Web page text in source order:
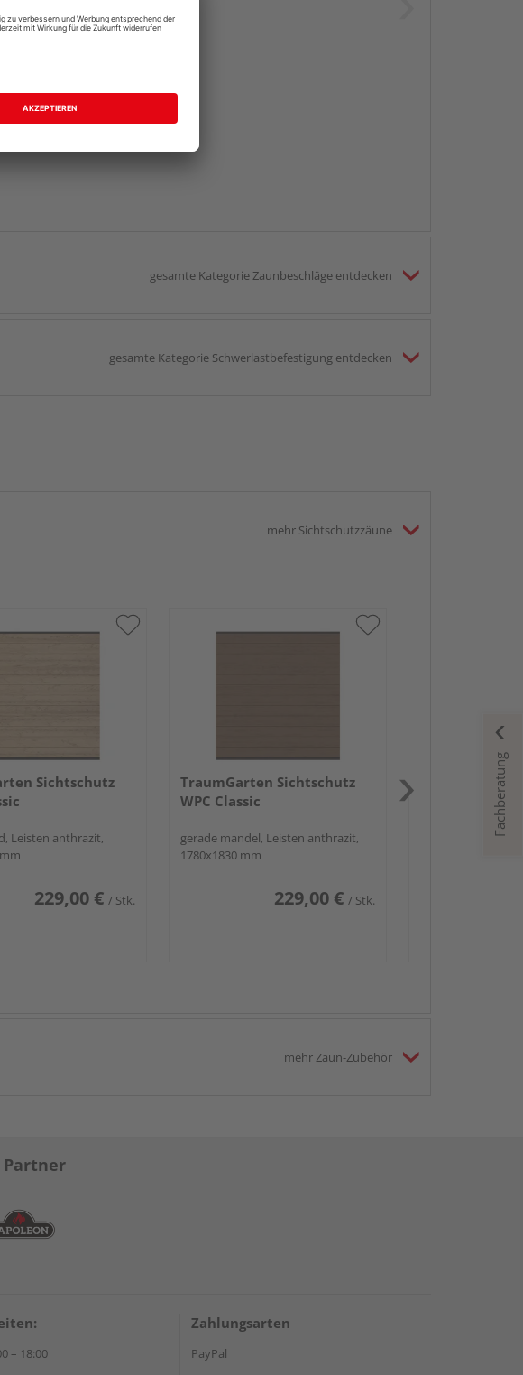
gesamte Kategorie Zaunbeschläge entdecken
gesamte Kategorie Schwerlastbefestigung entdecken
mehr Sichtschutzzäune
Sichtschutz
Leisten anthrazit,
229,00 € / Stk.
TraumGarten Sichtschutz
WPC Classic
gerade mandel, Leisten anthrazit,
1780x1830 mm
229,00 € / Stk.
mehr Zaun-Zubehör
Fachberatung
– 18:00
Zahlungsarten
PayPal